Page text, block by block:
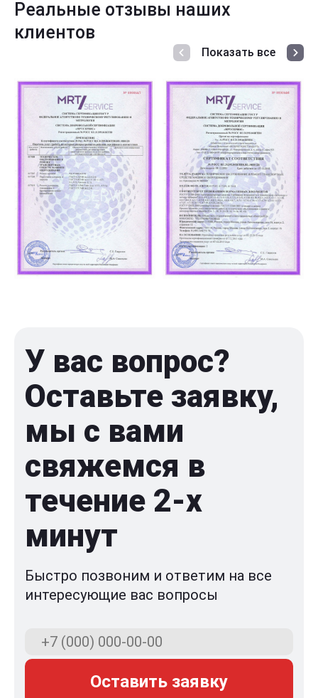
Реальные отзывы наших
клиентов
Показать все
У вас вопрос?
Оставьте заявку,
мы с вами
свяжемся в
течение 2-x
минут
Быстро позвоним и ответим на все
интересующие вас вопросы
Оставить заявку